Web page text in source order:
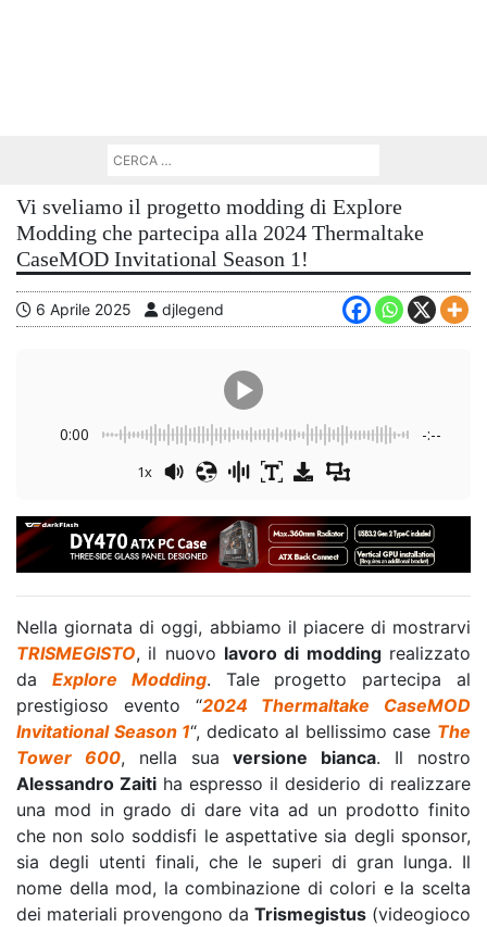
Vi sveliamo il progetto modding di Explore
Modding che partecipa alla 2024 Thermaltake
CaseMOD Invitational Season 1!
6 Aprile 2025 djlegend
0:00 -:--
1x
Nella giornata di oggi, abbiamo il piacere di mostrarvi
TRISMEGISTO, il nuovo lavoro di moddingrealizzato
da Explore Modding. Tale progetto partecipa al
prestigioso evento “2024 Thermaltake CaseMOD
Invitational Season 1“, dedicato al bellissimo case The
Tower 600, nella suaversione bianca. Il nostro
Alessandro Zaiti ha espresso il desiderio di realizzare
una mod in grado di dare vita ad un prodotto finito
che non solo soddisfi le aspettative sia degli sponsor,
sia degli utenti finali, che le superi di gran lunga. Il
nome della mod, la combinazione di colori e la scelta
dei materiali provengono da Trismegistus (videogioco